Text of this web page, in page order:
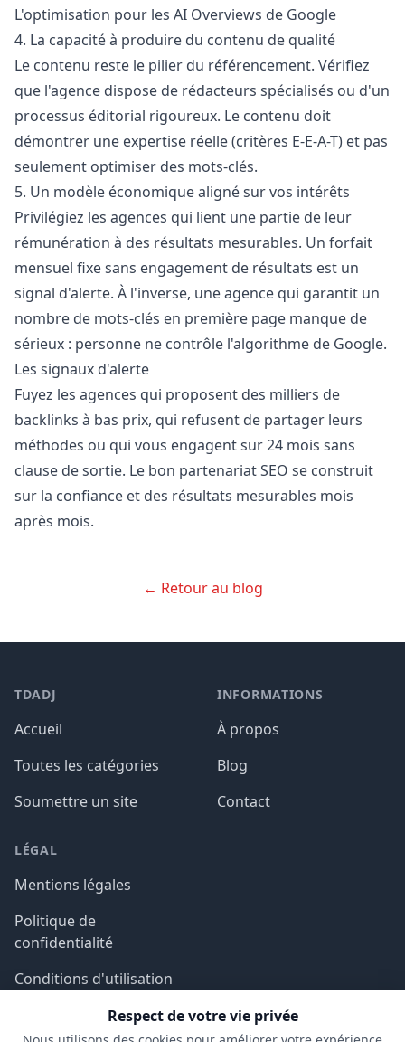
L'optimisation pour les AI Overviews de Google
4. La capacité à produire du contenu de qualité
Le contenu reste le pilier du référencement. Vérifiez
que l'agence dispose de rédacteurs spécialisés ou d'un
processus éditorial rigoureux. Le contenu doit
démontrer une expertise réelle (critères E-E-A-T) et pas
seulement optimiser des mots-clés.
5. Un modèle économique aligné sur vos intérêts
Privilégiez les agences qui lient une partie de leur
rémunération à des résultats mesurables. Un forfait
mensuel fixe sans engagement de résultats est un
signal d'alerte. À l'inverse, une agence qui garantit un
nombre de mots-clés en première page manque de
sérieux : personne ne contrôle l'algorithme de Google.
Les signaux d'alerte
Fuyez les agences qui proposent des milliers de
backlinks à bas prix, qui refusent de partager leurs
méthodes ou qui vous engagent sur 24 mois sans
clause de sortie. Le bon partenariat SEO se construit
sur la confiance et des résultats mesurables mois
après mois.
← Retour au blog
TDADJ
Accueil
Toutes les catégories
Soumettre un site
INFORMATIONS
À propos
Blog
Contact
LÉGAL
Mentions légales
Politique de
confidentialité
Conditions d'utilisation
Respect de votre vie privée